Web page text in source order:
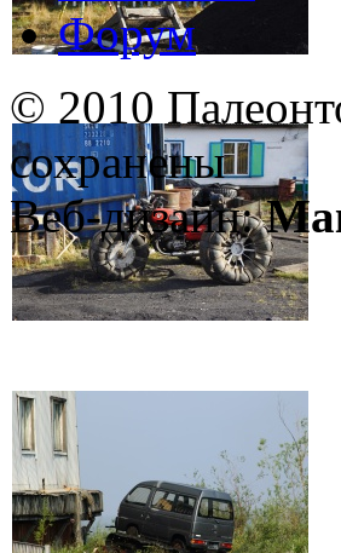
Форум
© 2010
сохранены
Веб-дизайн: